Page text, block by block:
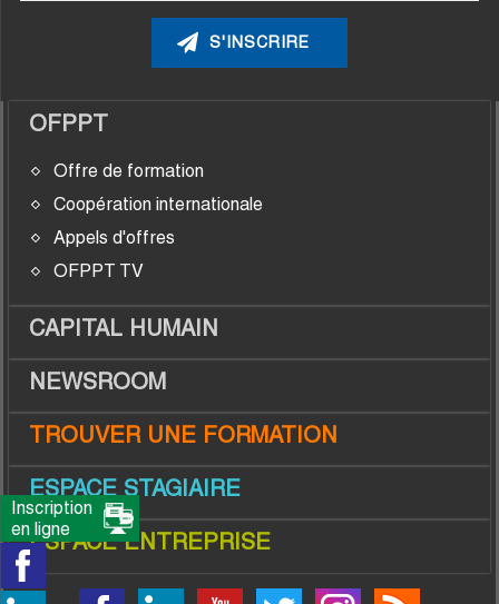
OFPPT
Offre de formation
Coopération internationale
Appels d'offres
OFPPT TV
CAPITAL HUMAIN
NEWSROOM
TROUVER UNE FORMATION
ESPACE STAGIAIRE
ESPACE ENTREPRISE
Inscription
en ligne